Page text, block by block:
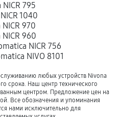
NICR 795
1040
970
960
NICR 756
NIVO 8101
любых устройств Nivona
срока. Наш центр технического
центром. Предложение цен на
Все обозначения и упоминания
нами исключительно для